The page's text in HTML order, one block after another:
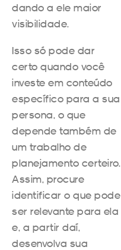
dando a ele maior
visibilidade.
Isso só pode dar
certo quando você
investe em conteúdo
específico para a sua
persona, o que
depende também de
um trabalho de
planejamento certeiro.
Assim, procure
identificar o que pode
ser relevante para ela
e, a partir daí,
desenvolva sua